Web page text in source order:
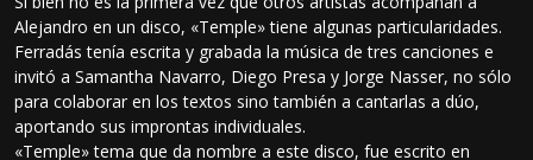
Alejandro en un disco, «Temple» tiene algunas particularidades.
Ferradás tenía escrita y grabada la música de tres canciones e
invitó a Samantha Navarro, Diego Presa y Jorge Nasser, no sólo
para colaborar en los textos sino también a cantarlas a dúo,
aportando sus improntas individuales.
«Temple» tema que da nombre a este disco, fue escrito en